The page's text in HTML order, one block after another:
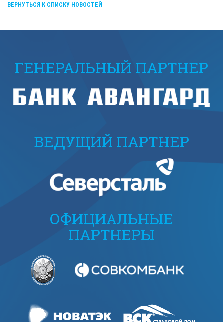
ВЕРНУТЬСЯ К СПИСКУ НОВОСТЕЙ
ГЕНЕРАЛЬНЫЙ ПАРТНЕР
ВЕДУЩИЙ ПАРТНЕР
ОФИЦИАЛЬНЫЕ
ПАРТНЕРЫ